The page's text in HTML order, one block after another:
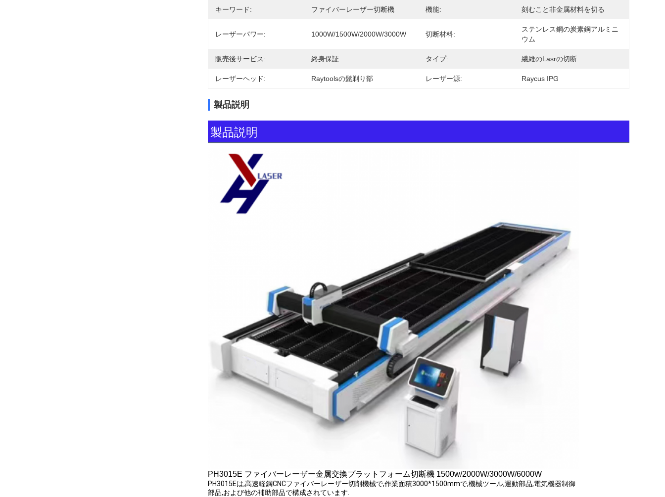
キーワード: ファイバーレーザー切断機 機能: 刻むこと非金属材料を切る
レーザーパワー: 1000W/1500W/2000W/3000W 切断材料:
ステンレス鋼の炭素鋼アルミニ
ウム
販売後サービス: 終身保証 タイプ: 繊維のLasrの切断
レーザーヘッド: Raytoolsの髭剃り部 レーザー源: Raycus IPG
製品説明
製品説明
PH3015E ファイバーレーザー金属交換プラットフォーム切断機 1500w/2000W/3000W/6000W
PH3015Eは,高速軽鋼CNCファイバーレーザー切削機械で,作業面積3000*1500mmで,機械ツール,運動部品,電気機器制御
部品,および他の補助部品で構成されています.